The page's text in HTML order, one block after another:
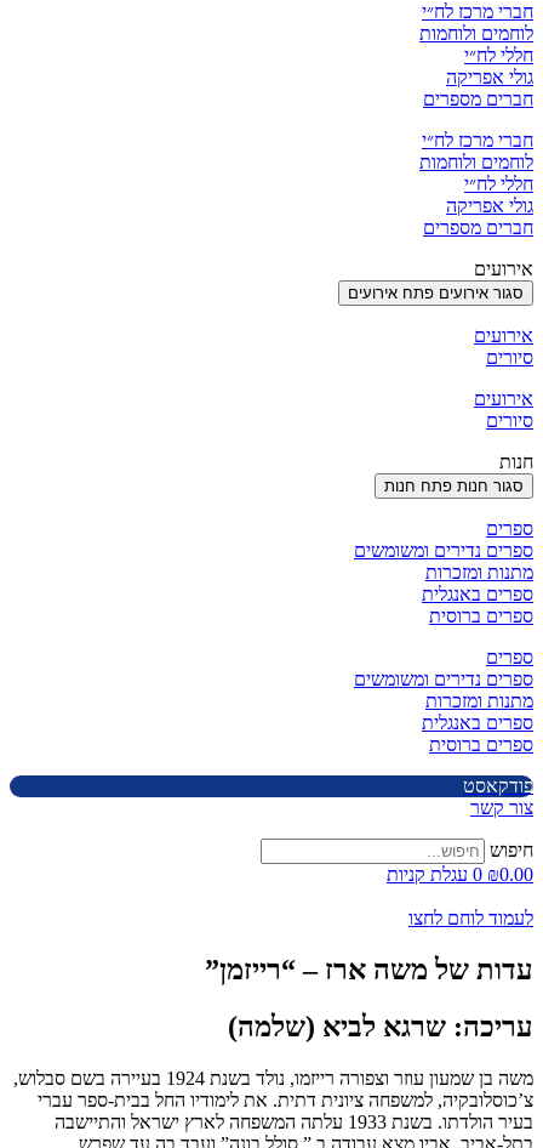
חברי מרכז לח״י
לוחמים ולוחמות
חללי לח״י
גולי אפריקה
חברים מספרים
חברי מרכז לח״י
לוחמים ולוחמות
חללי לח״י
גולי אפריקה
חברים מספרים
אירועים
סגור אירועים פתח אירועים
אירועים
סיורים
אירועים
סיורים
חנות
סגור חנות פתח חנות
ספרים
ספרים נדירים ומשומשים
מתנות ומזכרות
ספרים באנגלית
ספרים ברוסית
ספרים
ספרים נדירים ומשומשים
מתנות ומזכרות
ספרים באנגלית
ספרים ברוסית
פודקאסט
צור קשר
חיפוש
₪0.00
0 עגלת קניות
לעמוד לוחם לחצו
עדות של משה ארז – “רייזמן”
עריכה: שרגא לביא (שלמה)
משה בן שמעון עוזר וצפורה רייזמו, נולד בשנת 1924 ‏בעיירה בשם סבלוש,
צ’כוסלובקיה, למשפחה ציונית דתית. את לימודיו החל בבית-ספר עברי
בעיר הולדתו. בשנת 1933 עלתה המשפחה לארץ ישראל והתיישבה